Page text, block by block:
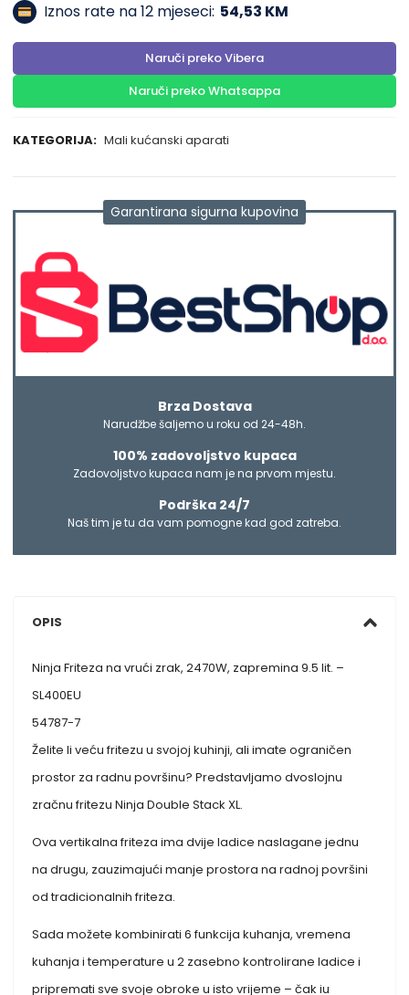
Iznos rate na 12 mjeseci: 54,53 KM
Naruči preko Vibera
Naruči preko Whatsappa
KATEGORIJA: Mali kućanski aparati
Garantirana sigurna kupovina
Brza Dostava
Narudžbe šaljemo u roku od 24-48h.
100% zadovoljstvo kupaca
Zadovoljstvo kupaca nam je na prvom mjestu.
Podrška 24/7
Naš tim je tu da vam pomogne kad god zatreba.
OPIS
Ninja Friteza na vrući zrak, 2470W, zapremina 9.5 lit. –
SL400EU
54787-7
Želite li veću fritezu u svojoj kuhinji, ali imate ograničen
prostor za radnu površinu? Predstavljamo dvoslojnu
zračnu fritezu Ninja Double Stack XL.
Ova vertikalna friteza ima dvije ladice naslagane jednu
na drugu, zauzimajući manje prostora na radnoj površini
od tradicionalnih friteza.
Sada možete kombinirati 6 funkcija kuhanja, vremena
kuhanja i temperature u 2 zasebno kontrolirane ladice i
pripremati sve svoje obroke u isto vrijeme – čak iu